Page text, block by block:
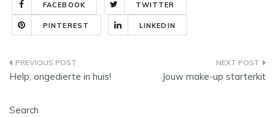
FACEBOOK TWITTER
PINTEREST LINKEDIN
Post
Help, ongedierte in huis! Jouw make-up starterkit
Search